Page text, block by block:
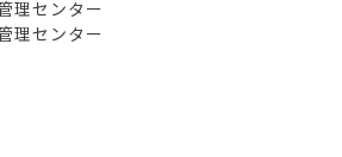
センター
センター